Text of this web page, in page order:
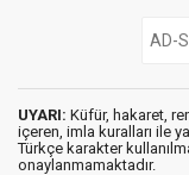
UYARI: Küfür, hakaret,
içeren, imla kuralları ile
Türkçe karakter
onaylanmamaktadır.